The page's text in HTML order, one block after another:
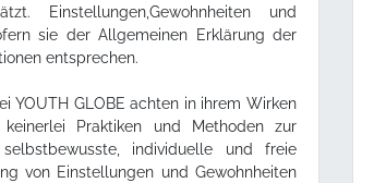
Einstellungen,Gewohnheiten und
sie der Allgemeinen Erklärung der
entsprechen.
YOUTH GLOBE achten in ihrem Wirken
Praktiken und Methoden zur
individuelle und freie
von Einstellungen und Gewohnheiten